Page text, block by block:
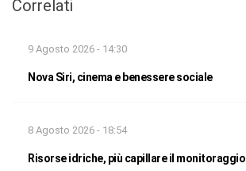
Correlati
9 Agosto 2026 - 14:30
Nova Siri, cinema e benessere sociale
8 Agosto 2026 - 18:54
Risorse idriche, più capillare il monitoraggio